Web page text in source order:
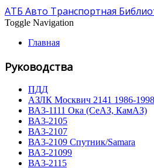
АТБ Авто Транспортная
Toggle Navigation
Главная
Руководства
ПДД
АЗЛК Москвич 2141 1986-1998
ВА3-1111 Ока (СеАЗ, КамАЗ)
ВА3-2105
ВА3-2107
ВА3-2109 Спутник/Samara
ВА3-21099
ВА3-2115